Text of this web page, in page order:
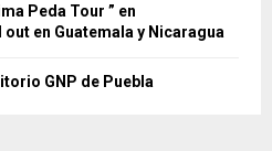
Peda Tour ” en
en Guatemala y Nicaragua
GNP de Puebla